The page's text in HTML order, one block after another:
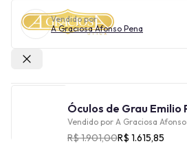
Vendido por
A Graciosa Afonso Pena
Vendido por A Graciosa
R$ 1.901,00R$ 1.615,85